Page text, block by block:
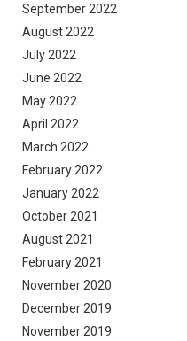
September 2022
August 2022
July 2022
June 2022
May 2022
April 2022
March 2022
February 2022
January 2022
October 2021
August 2021
February 2021
November 2020
December 2019
November 2019